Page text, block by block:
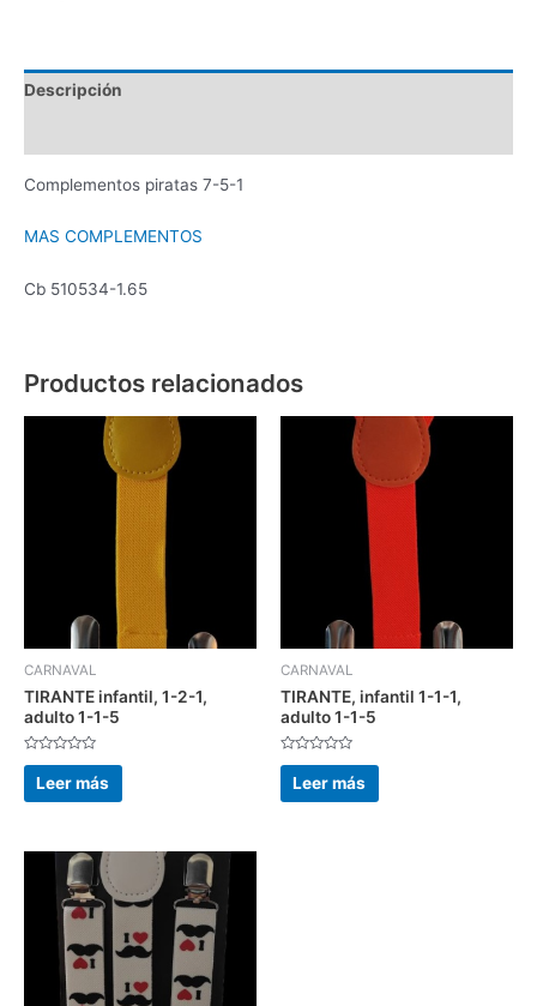
Descripción
Complementos piratas 7-5-1
MAS COMPLEMENTOS
Cb 510534-1.65
Productos relacionados
CARNAVAL
TIRANTE infantil, 1-2-1,
adulto 1-1-5
Valorado
con
de
Leer más
CARNAVAL
TIRANTE, infantil 1-1-1,
adulto 1-1-5
Valorado
con
de
Leer más